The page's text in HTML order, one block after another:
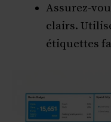
Assurez-
clairs.
étiquettes